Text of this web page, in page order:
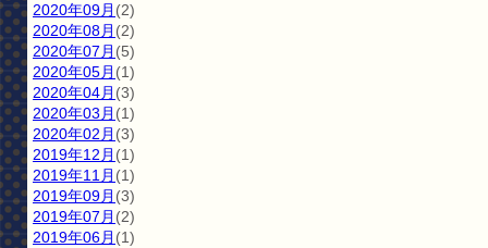
2020年09月 (2)
2020年08月 (2)
2020年07月 (5)
2020年05月 (1)
2020年04月 (3)
2020年03月 (1)
2020年02月 (3)
2019年12月 (1)
2019年11月 (1)
2019年09月 (3)
2019年07月 (2)
2019年06月 (1)